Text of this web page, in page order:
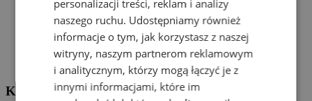
Kategorie
personalizacji treści, reklam i analizy
naszego ruchu. Udostępniamy również
informacje o tym, jak korzystasz z naszej
witryny, naszym partnerom reklamowym
i analitycznym, którzy mogą łączyć je z
innymi informacjami, które im